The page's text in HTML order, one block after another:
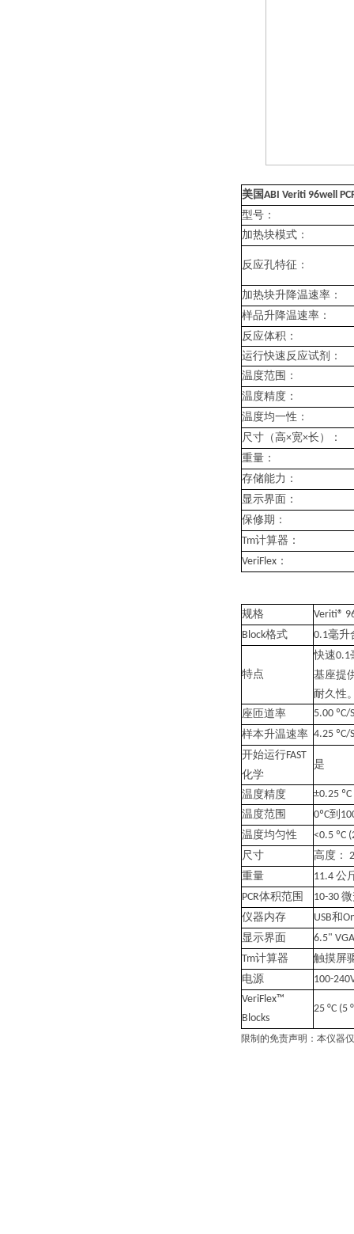
美国ABI Veriti 96well
型号：
加热块模式：
反应孔特征：
加热块升降温速率：
样品升降温速率：
反应体积：
运行快速反应试剂：
温度范围：
温度精度：
温度均一性：
尺寸（高×宽×长）：
重量：
存储能力：
显示界面：
保修期：
Tm计算器：
VeriFlex ：
规格
Veriti®
Block格式 0.1毫升
特点
快速0.1
基座提
耐久性
座匝道率
5.00 ºC/
样本升温速率 4.25 ºC/
开始运行FAST
化学
是
温度精度
±0.25 ºC
温度范围
0ºC到
温度均匀性
<0.5 ºC
尺寸
高度：
重量
11.4 公
PCR体积范围 10-30
仪器内存
USB和
显示界面
6.5"
Tm计算器
触摸屏
电源
100-
VeriFlex™
Blocks
25 °C (5
限制的免责声明：本仪器